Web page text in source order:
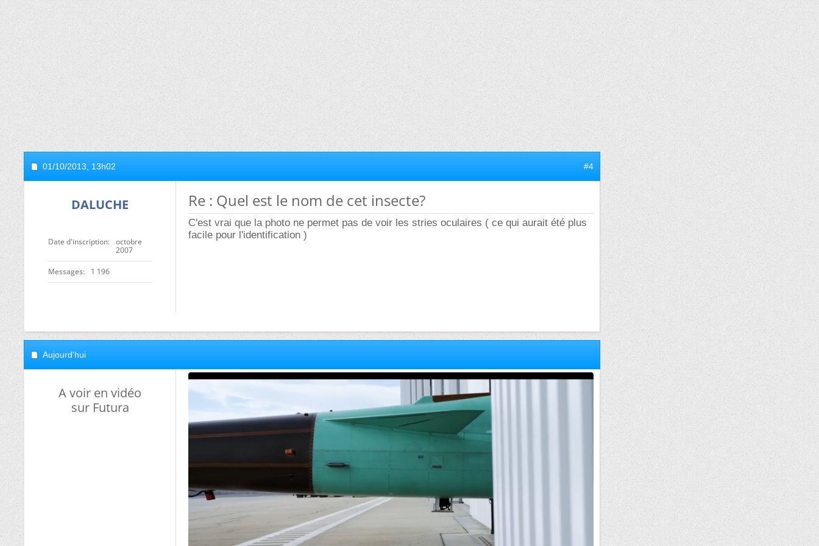
01/10/2013, 13h02 #4
DALUCHE
Date d'inscription
octobre
2007
Messages 1 196
Re : Quel est le nom de cet insecte?
C'est vrai que la photo ne permet pas de voir les stries oculaires ( ce qui aurait été plus
facile pour l'identification )
Aujourd'hui
A voir en vidéo
sur Futura